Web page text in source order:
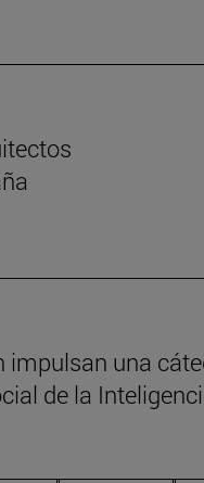
impulsan una
de la